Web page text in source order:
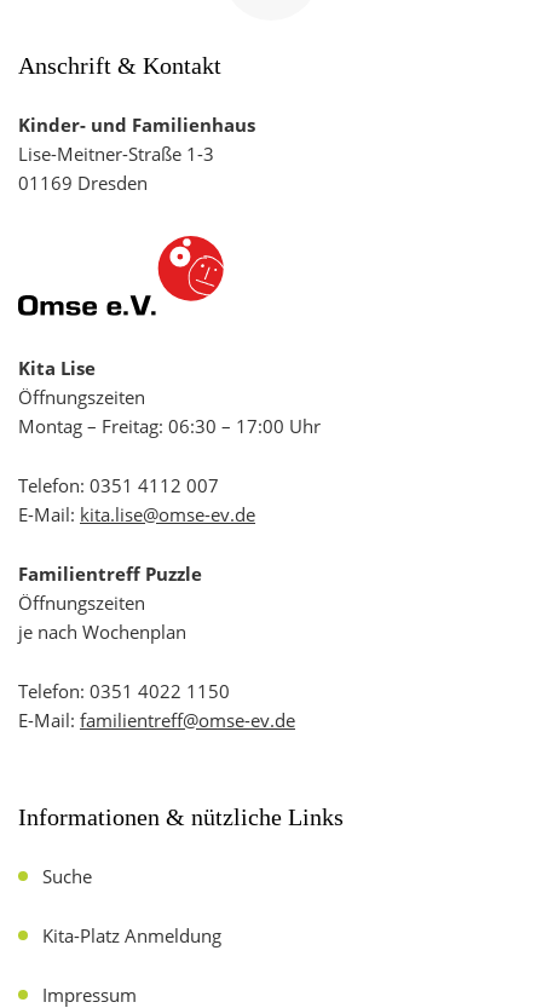
Anschrift & Kontakt
Kinder- und Familienhaus
Lise-Meitner-Straße 1-3
01169 Dresden
Kita Lise
Öffnungszeiten
Montag – Freitag: 06:30 – 17:00 Uhr
Telefon: 0351 4112 007
E-Mail: kita.lise@omse-ev.de
Familientreff Puzzle
Öffnungszeiten
je nach Wochenplan
Telefon: 0351 4022 1150
E-Mail: familientreff@omse-ev.de
Informationen & nützliche Links
Suche
Kita-Platz Anmeldung
Impressum